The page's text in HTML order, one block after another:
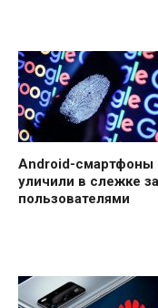
Android-смартфоны
уличили в слежке за
пользователями